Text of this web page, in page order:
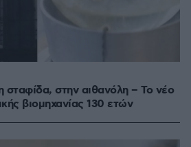
στην αιθανόλη – Το νέο
βιομηχανίας 130 ετών